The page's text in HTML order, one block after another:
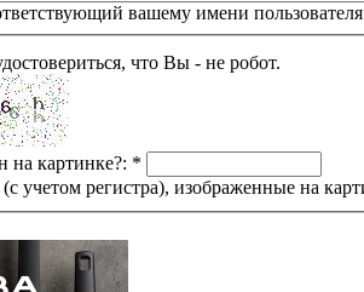
вашему имени
что Вы - не робот.
на картинке?: *
учетом регистра), изображенные на